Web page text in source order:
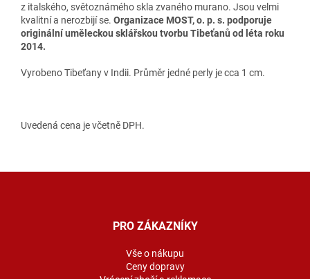
z italského, světoznámého skla zvaného murano. Jsou velmi
kvalitní a nerozbijí se. Organizace MOST, o. p. s. podporuje
originální uměleckou sklářskou tvorbu Tibeťanů od léta roku
2014.
Vyrobeno Tibeťany v Indii. Průměr jedné perly je cca 1 cm.
Uvedená cena je včetně DPH.
PRO ZÁKAZNÍKY
Vše o nákupu
Ceny dopravy